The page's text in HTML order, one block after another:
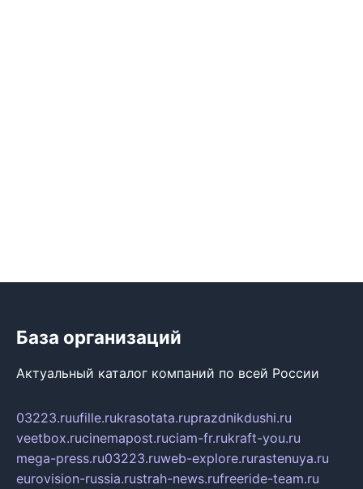
База организаций
Актуальный каталог компаний по всей России
03223.ruufille.rukrasotata.ruprazdnikdushi.ru
veetbox.rucinemapost.ruciam-fr.rukraft-you.ru
mega-press.ru03223.ruweb-explore.rurastenuya.ru
eurovision-russia.rustrah-news.rufreeride-team.ru